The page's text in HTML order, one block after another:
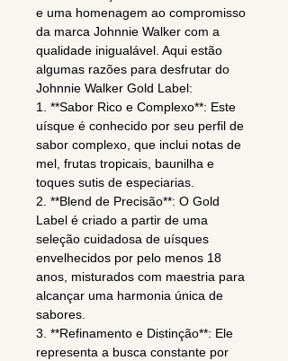
e uma homenagem ao compromisso
da marca Johnnie Walker com a
qualidade inigualável. Aqui estão
algumas razões para desfrutar do
Johnnie Walker Gold Label:
1. **Sabor Rico e Complexo**: Este
uísque é conhecido por seu perfil de
sabor complexo, que inclui notas de
mel, frutas tropicais, baunilha e
toques sutis de especiarias.
2. **Blend de Precisão**: O Gold
Label é criado a partir de uma
seleção cuidadosa de uísques
envelhecidos por pelo menos 18
anos, misturados com maestria para
alcançar uma harmonia única de
sabores.
3. **Refinamento e Distinção**: Ele
representa a busca constante por